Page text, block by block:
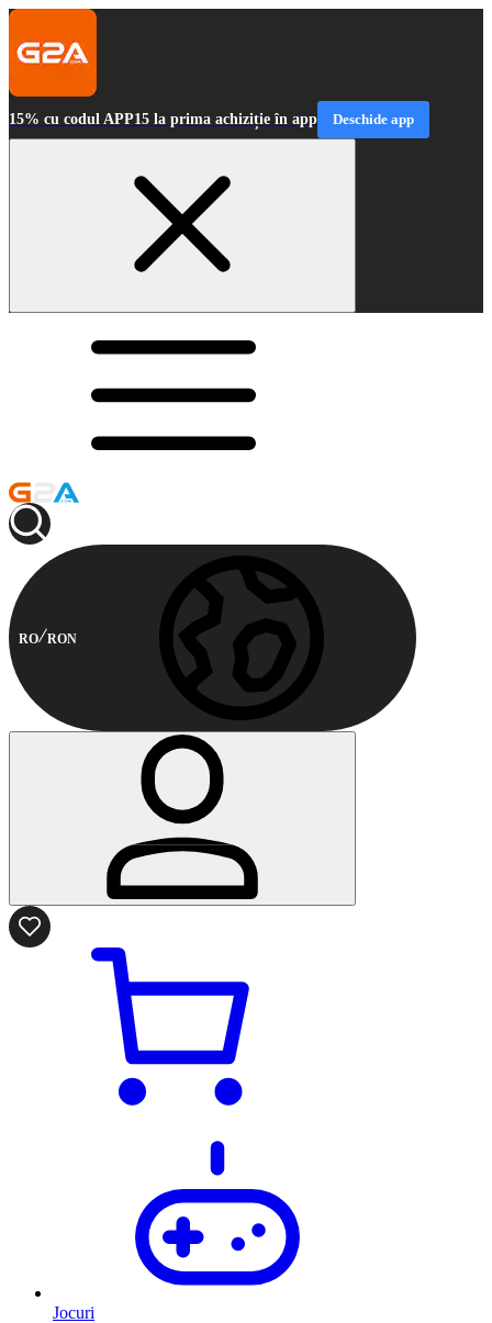
15% cu codul APP15 la prima achiziție în app Deschide app
RO RON
Jocuri